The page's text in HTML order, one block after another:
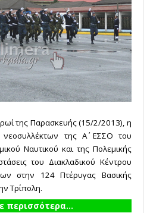
της Παρασκευής (15/2/2013), η
της Α΄ ΕΣΣΟ του
Ναυτικού και της Πολεμικής
του Διακλαδικού Κέντρου
στην 124 Πτέρυγας Βασικής
Τρίπολη.
περισσότερα...